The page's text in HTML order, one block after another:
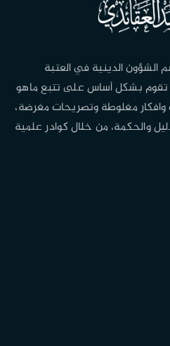
الشؤون الدينية في العتبة
تقوم بشكل أساس على تتبع ماهو
مغلوطة وتصريحات مغرضة،
والحكمة، من خلال كوادر علمية